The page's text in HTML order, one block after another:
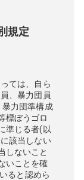
規定
ては、自ら
、暴力団員
力団準構成
標ぼうゴロ
準じる者(以
該当しない
しないこと
いことを確
ると認めら